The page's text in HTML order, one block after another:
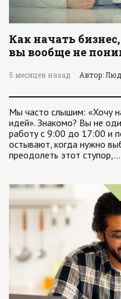
Как начать
вы вообще не
5 месяцев назад Автор:
Мы часто слышим: «Хочу
идей». Знакомо? Вы не
работу с 9:00 до 17:00 и
остывают, когда нужно
преодолеть этот ступор,…